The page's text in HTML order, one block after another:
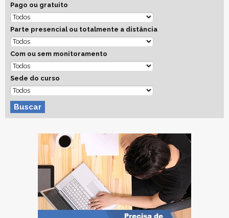
Pago ou gratuito
Parte presencial ou totalmente a distância
Com ou sem monitoramento
Sede do curso
Buscar